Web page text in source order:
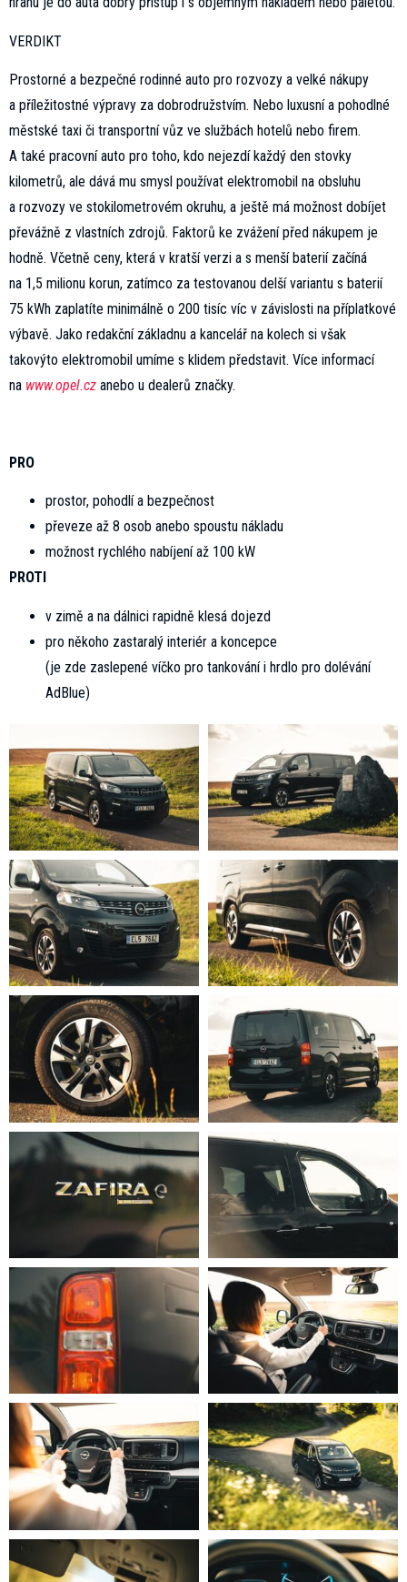
VERDIKT
Prostorné a bezpečné rodinné auto pro rozvozy a velké nákupy
a příležitostné výpravy za dobrodružstvím. Nebo luxusní a pohodlné
městské taxi či transportní vůz ve službách hotelů nebo firem.
A také pracovní auto pro toho, kdo nejezdí každý den stovky
kilometrů, ale dává mu smysl používat elektromobil na obsluhu
a rozvozy ve stokilometrovém okruhu, a ještě má možnost dobíjet
převážně z vlastních zdrojů. Faktorů ke zvážení před nákupem je
hodně. Včetně ceny, která v kratší verzi a s menší baterií začíná
na 1,5 milionu korun, zatímco za testovanou delší variantu s baterií
75 kWh zaplatíte minimálně o 200 tisíc víc v závislosti na příplatkové
výbavě. Jako redakční základnu a kancelář na kolech si však
takovýto elektromobil umíme s klidem představit. Více informací
na www.opel.cz anebo u dealerů značky.
PRO
prostor, pohodlí a bezpečnost
převeze až 8 osob anebo spoustu nákladu
možnost rychlého nabíjení až 100 kW
PROTI
v zimě a na dálnici rapidně klesá dojezd
pro někoho zastaralý interiér a koncepce
(je zde zaslepené víčko pro tankování i hrdlo pro dolévání
AdBlue)